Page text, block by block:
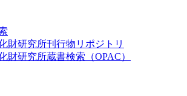
財研究所刊行物リポジトリ
財研究所蔵書検索（OPAC）